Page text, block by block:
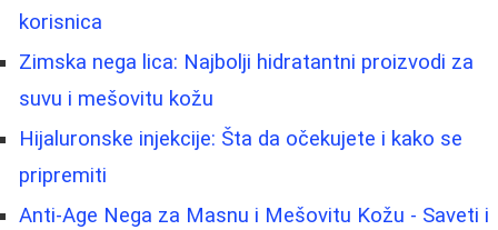
korisnica
Zimska nega lica: Najbolji hidratantni proizvodi za
suvu i mešovitu kožu
Hijaluronske injekcije: Šta da očekujete i kako se
pripremiti
Anti-Age Nega za Masnu i Mešovitu Kožu - Saveti i